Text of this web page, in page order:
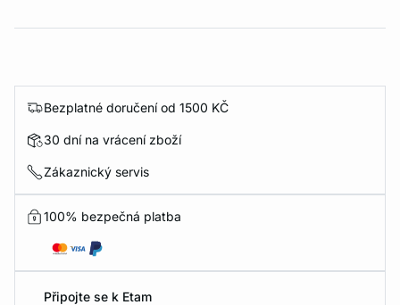
Bezplatné doručení od 1500 KČ
30 dní na vrácení zboží
Zákaznický servis
100% bezpečná platba
Připojte se k Etam